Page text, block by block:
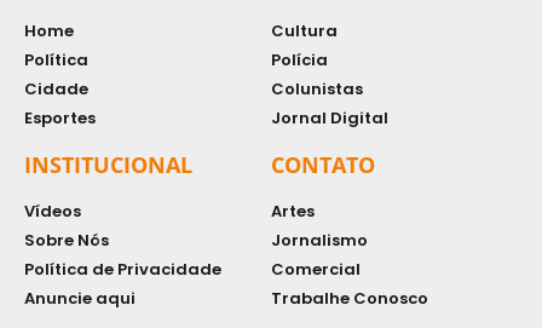
Home
Política
Cidade
Esportes
Cultura
Polícia
Colunistas
Jornal Digital
INSTITUCIONAL
Vídeos
Sobre Nós
Política de Privacidade
Anuncie aqui
CONTATO
Artes
Jornalismo
Comercial
Trabalhe Conosco